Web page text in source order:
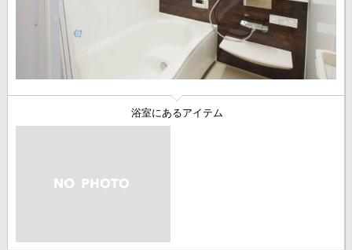
浴室にあるアイテム